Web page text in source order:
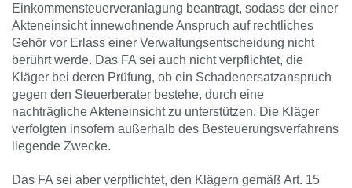
Einkommensteuerveranlagung beantragt, sodass der einer
Akteneinsicht innewohnende Anspruch auf rechtliches
Gehör vor Erlass einer Verwaltungsentscheidung nicht
berührt werde. Das FA sei auch nicht verpflichtet, die
Kläger bei deren Prüfung, ob ein Schadenersatzanspruch
gegen den Steuerberater bestehe, durch eine
nachträgliche Akteneinsicht zu unterstützen. Die Kläger
verfolgten insofern außerhalb des Besteuerungsverfahrens
liegende Zwecke.
Das FA sei aber verpflichtet, den Klägern gemäß Art. 15